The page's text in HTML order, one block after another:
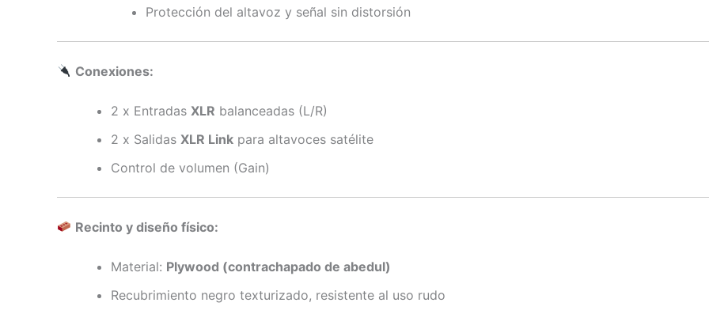
Protección del altavoz y señal sin distorsión
Conexiones:
2 x Entradas XLR balanceadas (L/R)
2 x Salidas XLR Link para altavoces satélite
Control de volumen (Gain)
Recinto y diseño físico:
Material: Plywood (contrachapado de abedul)
Recubrimiento negro texturizado, resistente al uso rudo